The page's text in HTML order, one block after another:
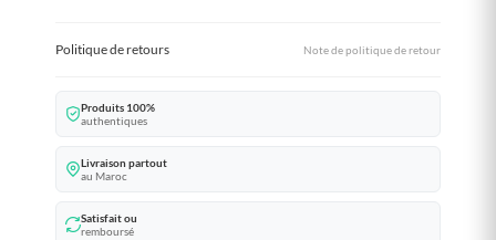
Politique de retours Note de politique de retour
Produits 100%
authentiques
Livraison partout
au Maroc
Satisfait ou
remboursé